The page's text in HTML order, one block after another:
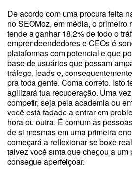
De acordo com uma procura feita
no SEOMoz, em média, o primeiro
tende a ganhar 18,2% de todo o
emprendeendedores e CEOs é
plataformas com potencial e que
base de usuários que possam
tráfego, leads e,
pra toda gente. Coma correto. Isto
agilizará tua recuperação. Uma
competir, seja pela academia ou
você está fadado a entrar em
hora ou outra. É comum as
de si mesmas em uma primeira
começará a reflexionar se boxe
talvez você sinta que chegou a um
consegue aperfeiçoar.